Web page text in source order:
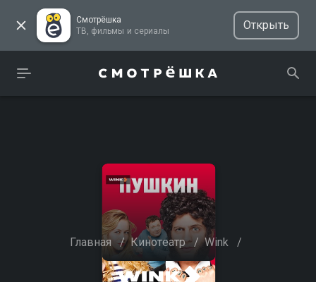
Смотрёшка
ТВ, фильмы и сериалы
Открыть
Главная / Кинотеатр / Wink /